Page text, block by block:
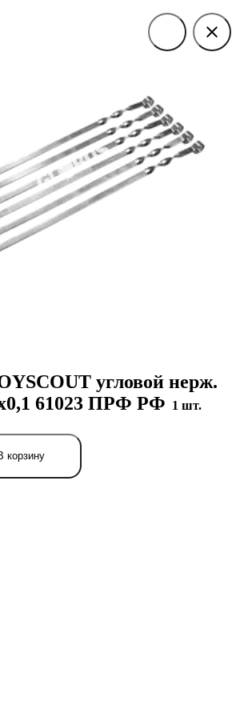
угловой нерж.
61023 ПРФ РФ 1 шт.
корзину